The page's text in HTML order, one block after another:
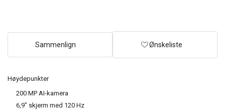
Høydepunkter
200 MP AI-kamera
6,9" skjerm med 120 Hz
Sammenlign Ønskeliste